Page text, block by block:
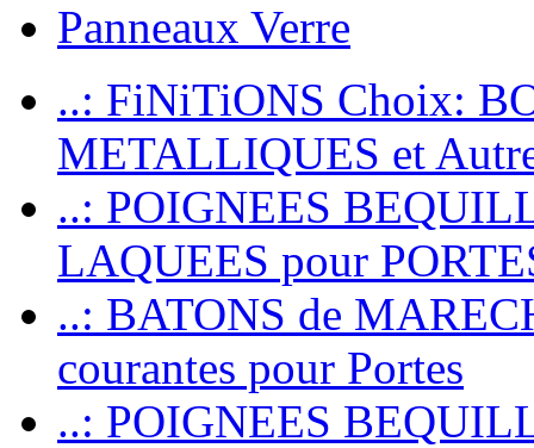
Panneaux Verre
..: FiNiTiONS Choix:
METALLIQUES et
..: POIGNEES
LAQUEES pour
..: BATONS de
courantes pour Portes
..: POIGNEES